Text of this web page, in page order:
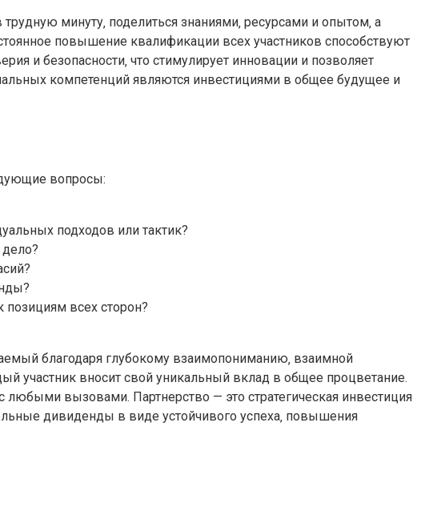
минуту‚ поделиться знаниями‚ ресурсами и опытом‚ а
повышение квалификации всех участников способствуют
и безопасности‚ что стимулирует инновации и позволяет
компетенций являются инвестициями в общее будущее и
вопросы:
подходов или тактик?
всех сторон?
благодаря глубокому взаимопониманию‚ взаимной
участник вносит свой уникальный вклад в общее процветание.
вызовами. Партнерство — это стратегическая инвестиция
дивиденды в виде устойчивого успеха‚ повышения